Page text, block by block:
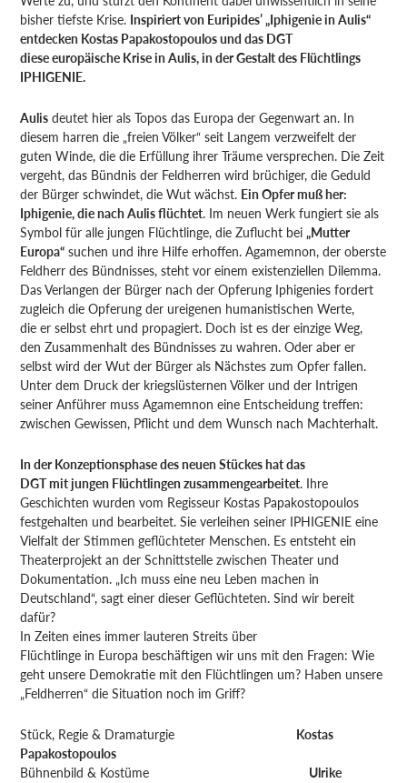
bisher tiefste Krise. Inspiriert von Euripides’ „Iphigenie in Aulis“
entdecken Kostas Papakostopoulos und das DGT
diese europäische Krise in Aulis, in der Gestalt des Flüchtlings
IPHIGENIE.
Aulis deutet hier als Topos das Europa der Gegenwart an. In
diesem harren die „freien Völker“ seit Langem verzweifelt der
guten Winde, die die Erfüllung ihrer Träume versprechen. Die Zeit
vergeht, das Bündnis der Feldherren wird brüchiger, die Geduld
der Bürger schwindet, die Wut wächst. Ein Opfer muß her:
Iphigenie, die nach Aulis flüchtet. Im neuen Werk fungiert sie als
Symbol für alle jungen Flüchtlinge, die Zuflucht bei„Mutter
Europa“ suchen und ihre Hilfe erhoffen. Agamemnon, der oberste
Feldherr des Bündnisses, steht vor einem existenziellen Dilemma.
Das Verlangen der Bürger nach der Opferung Iphigenies fordert
zugleich die Opferung der ureigenen humanistischen Werte,
die er selbst ehrt und propagiert. Doch ist es der einzige Weg,
den Zusammenhalt des Bündnisses zu wahren. Oder aber er
selbst wird der Wut der Bürger als Nächstes zum Opfer fallen.
Unter dem Druck der kriegslüsternen Völker und der Intrigen
seiner Anführer muss Agamemnon eine Entscheidung treffen:
zwischen Gewissen, Pflicht und dem Wunsch nach Machterhalt.
In der Konzeptionsphase des neuen Stückes hat das
DGT mit jungen Flüchtlingen zusammengearbeitet. Ihre
Geschichten wurden vom Regisseur Kostas Papakostopoulos
festgehalten und bearbeitet. Sie verleihen seiner IPHIGENIE eine
Vielfalt der Stimmen geflüchteter Menschen. Es entsteht ein
Theaterprojekt an der Schnittstelle zwischen Theater und
Dokumentation. „Ich muss eine neu Leben machen in
Deutschland“, sagt einer dieser Geflüchteten. Sind wir bereit
dafür?
In Zeiten eines immer lauteren Streits über
Flüchtlinge in Europa beschäftigen wir uns mit den Fragen: Wie
geht unsere Demokratie mit den Flüchtlingen um? Haben unsere
„Feldherren“ die Situation noch im Griff?
Stück, Regie & Dramaturgie
Kostas
Papakostopoulos
Bühnenbild & Kostüme Ulrike